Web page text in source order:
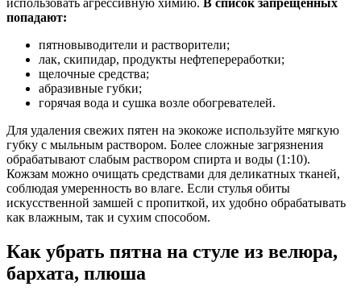
использовать агрессивную химию. В список запрещенных
попадают:
пятновыводители и растворители;
лак, скипидар, продукты нефтепереработки;
щелочные средства;
абразивные губки;
горячая вода и сушка возле обогревателей.
Для удаления свежих пятен на экокоже используйте мягкую
губку с мыльным раствором. Более сложные загрязнения
обрабатывают слабым раствором спирта и воды (1:10).
Кожзам можно очищать средствами для деликатных тканей,
соблюдая умеренность во влаге. Если стулья обиты
искусственной замшей с пропиткой, их удобно обрабатывать
как влажным, так и сухим способом.
Как убрать пятна на стуле из велюра,
бархата, плюша